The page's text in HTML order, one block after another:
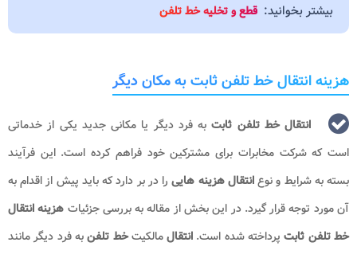
بیشتر بخوانید: قطع و تخلیه خط تلفن
هزینه انتقال خط تلفن ثابت به مکان دیگر
انتقال خط تلفن ثابتبه فرد دیگر یا مکانی جدید یکی از خدماتی
است که شرکت مخابرات برای مشترکین خود فراهم کرده است. این فرآیند
بسته به شرایط و نوعانتقال هزینه ‌هایی را در بر دارد که باید پیش از اقدام به
آن مورد توجه قرار گیرد. در این بخش از مقاله به بررسی جزئیات هزینه انتقال
خط تلفن ثابتپرداخته شده است. انتقالمالکیتخط تلفنبه فرد دیگر مانند